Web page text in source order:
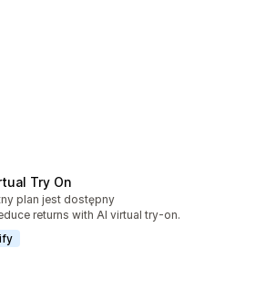
Try On
35
plan jest dostępny
returns with AI virtual try-on.